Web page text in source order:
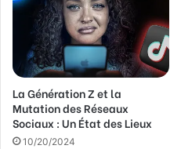
d
s
e
E
m
a
La Génération Z et la
Mutation des Réseaux
Sociaux : Un État des Lieux
10/20/2024